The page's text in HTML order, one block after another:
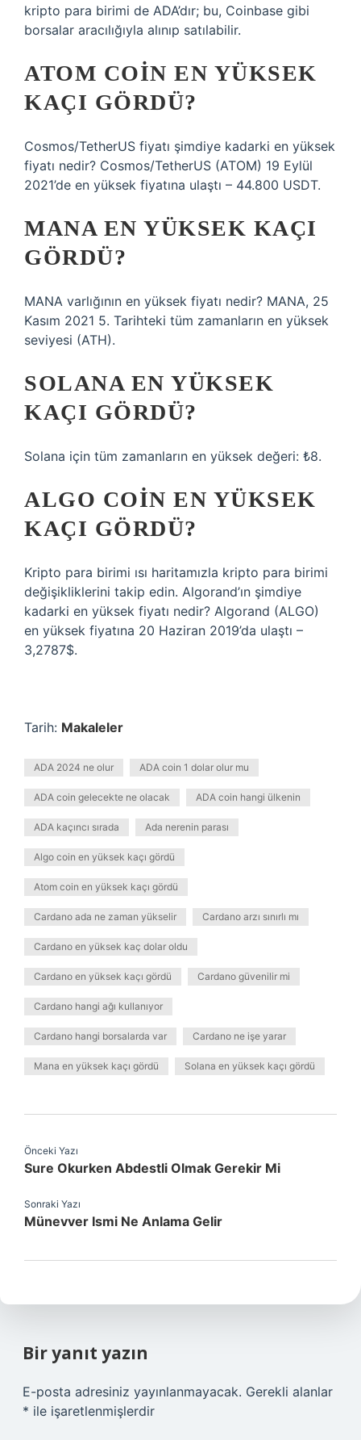
kripto para birimi de ADA’dır; bu, Coinbase gibi
borsalar aracılığıyla alınıp satılabilir.
ATOM COIN EN YÜKSEK
KAÇI GÖRDÜ?
Cosmos/TetherUS fiyatı şimdiye kadarki en yüksek
fiyatı nedir? Cosmos/TetherUS (ATOM) 19 Eylül
2021’de en yüksek fiyatına ulaştı – 44.800 USDT.
MANA EN YÜKSEK KAÇI
GÖRDÜ?
MANA varlığının en yüksek fiyatı nedir? MANA, 25
Kasım 2021 5. Tarihteki tüm zamanların en yüksek
seviyesi (ATH).
SOLANA EN YÜKSEK
KAÇI GÖRDÜ?
Solana için tüm zamanların en yüksek değeri: ₺8.
ALGO COIN EN YÜKSEK
KAÇI GÖRDÜ?
Kripto para birimi ısı haritamızla kripto para birimi
değişikliklerini takip edin. Algorand’ın şimdiye
kadarki en yüksek fiyatı nedir? Algorand (ALGO)
en yüksek fiyatına 20 Haziran 2019’da ulaştı –
3,2787$.
Tarih: Makaleler
ADA 2024 ne olur ADA coin 1 dolar olur mu
ADA coin gelecekte ne olacak ADA coin hangi ülkenin
ADA kaçıncı sırada Ada nerenin parası
Algo coin en yüksek kaçı gördü
Atom coin en yüksek kaçı gördü
Cardano ada ne zaman yükselir Cardano arzı sınırlı mı
Cardano en yüksek kaç dolar oldu
Cardano en yüksek kaçı gördü Cardano güvenilir mi
Cardano hangi ağı kullanıyor
Cardano hangi borsalarda var Cardano ne işe yarar
Mana en yüksek kaçı gördü Solana en yüksek kaçı gördü
Önceki Yazı
Sure Okurken Abdestli Olmak Gerekir Mi
Sonraki Yazı
Münevver Ismi Ne Anlama Gelir
Bir yanıt yazın
E-posta adresiniz yayınlanmayacak. Gerekli alanlar
* ile işaretlenmişlerdir